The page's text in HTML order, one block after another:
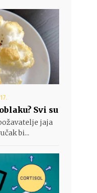
Svi su
jaja
bi...